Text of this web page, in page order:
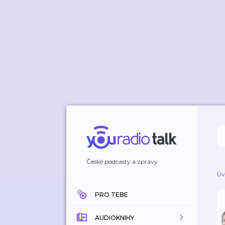
České podcasty a zprávy
PRO TEBE
AUDIOKNIHY